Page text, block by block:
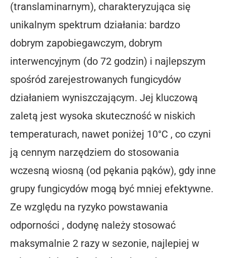
(translaminarnym), charakteryzująca się
unikalnym spektrum działania: bardzo
dobrym zapobiegawczym, dobrym
interwencyjnym (do 72 godzin) i najlepszym
spośród zarejestrowanych fungicydów
działaniem wyniszczającym. Jej kluczową
zaletą jest wysoka skuteczność w niskich
temperaturach, nawet poniżej 10°C , co czyni
ją cennym narzędziem do stosowania
wczesną wiosną (od pękania pąków), gdy inne
grupy fungicydów mogą być mniej efektywne.
Ze względu na ryzyko powstawania
odporności , dodynę należy stosować
maksymalnie 2 razy w sezonie, najlepiej w